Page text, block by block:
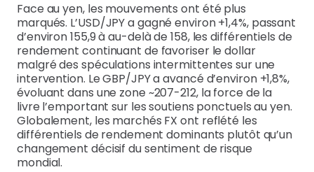
Face au yen, les mouvements ont été plus
marqués. L’USD/JPY a gagné environ +1,4%, passant
d’environ 155,9 à au-delà de 158, les différentiels de
rendement continuant de favoriser le dollar
malgré des spéculations intermittentes sur une
intervention. Le GBP/JPY a avancé d’environ +1,8%,
évoluant dans une zone ~207-212, la force de la
livre l’emportant sur les soutiens ponctuels au yen.
Globalement, les marchés FX ont reflété les
différentiels de rendement dominants plutôt qu’un
changement décisif du sentiment de risque
mondial.